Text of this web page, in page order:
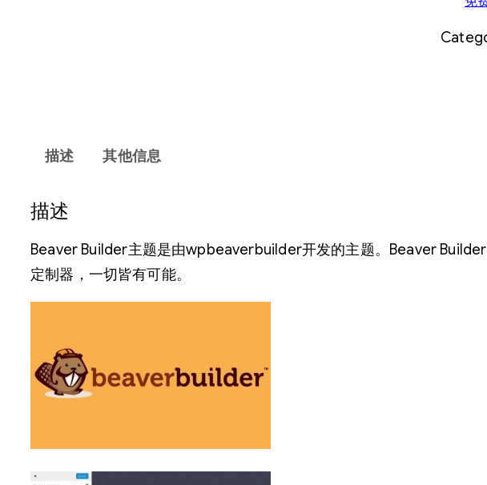
描述 其他信息
描述
Beaver Builder主题是由wpbeaverbuilder开发的主题。Beaver
定制器，一切皆有可能。